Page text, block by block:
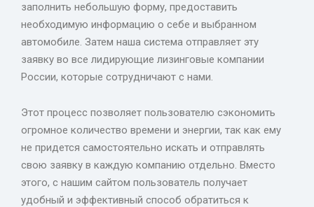
заполнить небольшую форму, предоставить
необходимую информацию о себе и выбранном
автомобиле. Затем наша система отправляет эту
заявку во все лидирующие лизинговые компании
России, которые сотрудничают с нами.
Этот процесс позволяет пользователю сэкономить
огромное количество времени и энергии, так как ему
не придется самостоятельно искать и отправлять
свою заявку в каждую компанию отдельно. Вместо
этого, с нашим сайтом пользователь получает
удобный и эффективный способ обратиться к